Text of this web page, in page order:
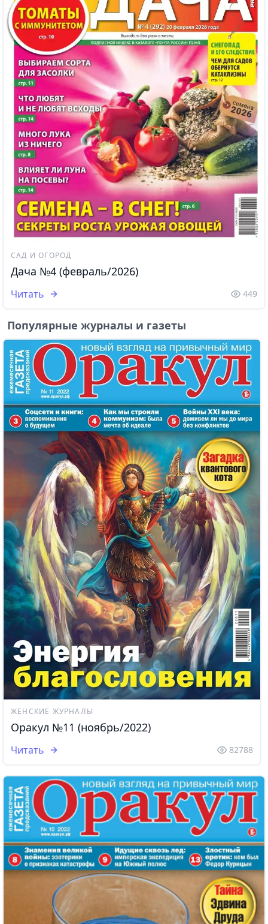
САД И ОГОРОД
Дача №4 (февраль/2026)
Читать 449
Популярные журналы и газеты
ЖЕНСКИЕ ЖУРНАЛЫ
Оракул №11 (ноябрь/2022)
Читать 82788